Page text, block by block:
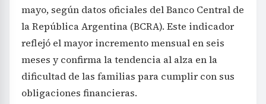
mayo, según datos oficiales del Banco Central de
la República Argentina (BCRA). Este indicador
reflejó el mayor incremento mensual en seis
meses y confirma la tendencia al alza en la
dificultad de las familias para cumplir con sus
obligaciones financieras.